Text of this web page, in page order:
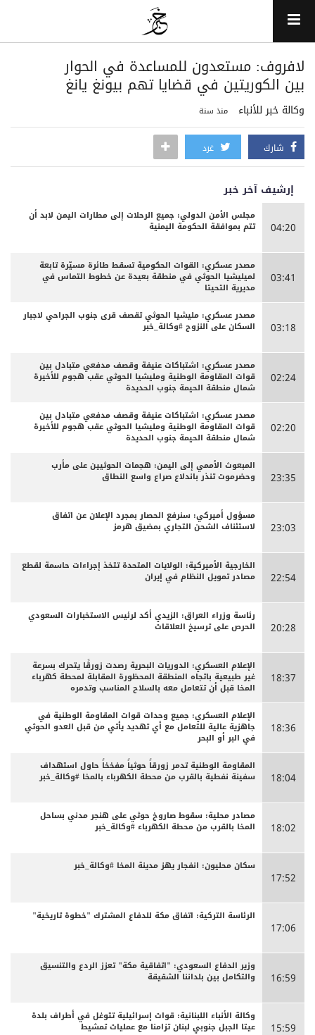
‏لافروف: مستعدون للمساعدة في الحوار
بين الكوريتين في قضايا تهم بيونغ يانغ
وكالة خبر للأنباء منذ سنة
شارك غرد
إرشيف آخر خبر
04:20
مجلس الأمن الدولي: جميع الرحلات إلى مطارات اليمن لابد أن
تتم بموافقة الحكومة اليمنية
03:41
مصدر عسكري: القوات الحكومية تسقط طائرة مسيّرة تابعة
لميليشيا الحوثي في منطقة بعيدة عن خطوط التماس في
مديرية التحيتا
03:18
مصدر عسكري: مليشيا الحوثي تقصف قرى جنوب الجراحي لاجبار
السكان على النزوح #وكالة_خبر
02:24
مصدر عسكري: اشتباكات عنيفة وقصف مدفعي متبادل بين
قوات المقاومة الوطنية ومليشيا الحوثي عقب هجوم للأخيرة
شمال منطقة الحيمة جنوب الحديدة
02:20
مصدر عسكري: اشتباكات عنيفة وقصف مدفعي متبادل بين
قوات المقاومة الوطنية ومليشيا الحوثي عقب هجوم للأخيرة
شمال منطقة الحيمة جنوب الحديدة
23:35
المبعوث الأممي إلى اليمن: هجمات الحوثيين على مأرب
وحضرموت تنذر باندلاع صراع واسع النطاق
23:03
مسؤول أميركي: سنرفع الحصار بمجرد الإعلان عن اتفاق
لاستئناف الشحن التجاري بمضيق هرمز
22:54
الخارجية الأميركية: الولايات المتحدة تتخذ إجراءات حاسمة لقطع
مصادر تمويل النظام في إيران
20:28
رئاسة وزراء العراق: الزيدي أكد لرئيس الاستخبارات السعودي
الحرص على ترسيخ العلاقات
18:37
الإعلام العسكري: الدوريات البحرية رصدت زورقًا يتحرك بسرعة
غير طبيعية باتجاه المنطقة المحظورة المقابلة لمحطة كهرباء
المخا قبل أن تتعامل معه بالسلاح المناسب وتدمره
18:36
الإعلام العسكري: جميع وحدات قوات المقاومة الوطنية في
جاهزية عالية للتعامل مع أي تهديد يأتي من قبل العدو الحوثي
في البر أو البحر
18:04
المقاومة الوطنية تدمر زورقاً حوثياً مفخخاً حاول استهداف
سفينة نفطية بالقرب من محطة الكهرباء بالمخا #وكالة_خبر
18:02
مصادر محلية: سقوط صاروخ حوثي على هنجر مدني بساحل
المخا بالقرب من محطة الكهرباء #وكالة_خبر
17:52
سكان محليون: انفجار يهز مدينة المخا #وكالة_خبر
17:06
الرئاسة التركية: اتفاق مكة للدفاع المشترك "خطوة تاريخية"
16:59
وزير الدفاع السعودي: "اتفاقية مكة" تعزز الردع والتنسيق
والتكامل بين بلداننا الشقيقة
15:59
وكالة الأنباء اللبنانية: قوات إسرائيلية تتوغل في أطراف بلدة
عيتا الجبل جنوبي لبنان تزامنا مع عمليات تمشيط